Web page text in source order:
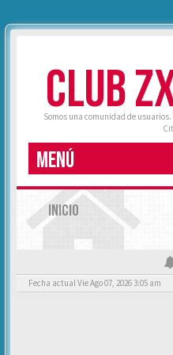
CLUB
Somos una comunidad de
MENÚ
INICIO
Fecha actual Vie Ago 07, 2026 3:05 am